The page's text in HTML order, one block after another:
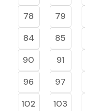
78
79
84
85
90
91
96
97
102
103